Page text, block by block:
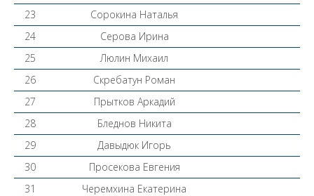
23
Сорокина Наталья
24
Серова Ирина
25
Люлин Михаил
26
Скребатун Роман
27
Прытков Аркадий
28
Бледнов Никита
29
Давыдюк Игорь
30
Просекова Евгения
31
Черемхина Екатерина